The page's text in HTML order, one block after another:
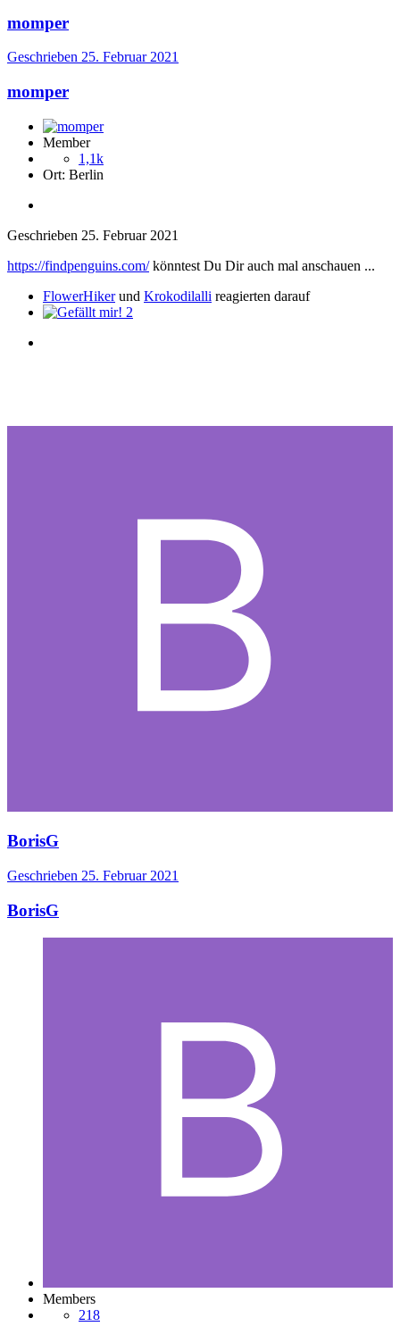
momper
Geschrieben 25. Februar 2021
momper
Member
1,1k
Ort: Berlin
Geschrieben 25. Februar 2021
https://findpenguins.com/könntest Du Dir auch mal anschauen ...
FlowerHikerund Krokodilalli reagierten darauf
2
BorisG
Geschrieben 25. Februar 2021
BorisG
Members
218